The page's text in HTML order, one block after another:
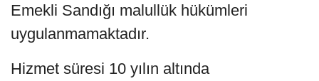
Emekli Sandığı malullük hükümleri
uygulanmamaktadır.
Hizmet süresi 10 yılın altında